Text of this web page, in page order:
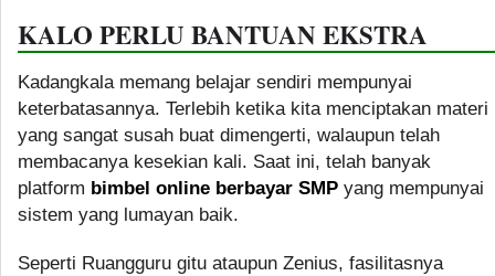
KALO PERLU BANTUAN EKSTRA
Kadangkala memang belajar sendiri mempunyai
keterbatasannya. Terlebih ketika kita menciptakan materi
yang sangat susah buat dimengerti, walaupun telah
membacanya kesekian kali. Saat ini, telah banyak
platform bimbel online berbayar SMP yang mempunyai
sistem yang lumayan baik.
Seperti Ruangguru gitu ataupun Zenius, fasilitasnya